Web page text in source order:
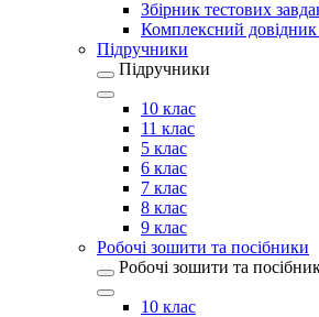
Збірник тестових
Комплексний довідник
Підручники
Підручники
10 клас
11 клас
5 клас
6 клас
7 клас
8 клас
9 клас
Робочі зошити та посібники
Робочі зошити та
10 клас